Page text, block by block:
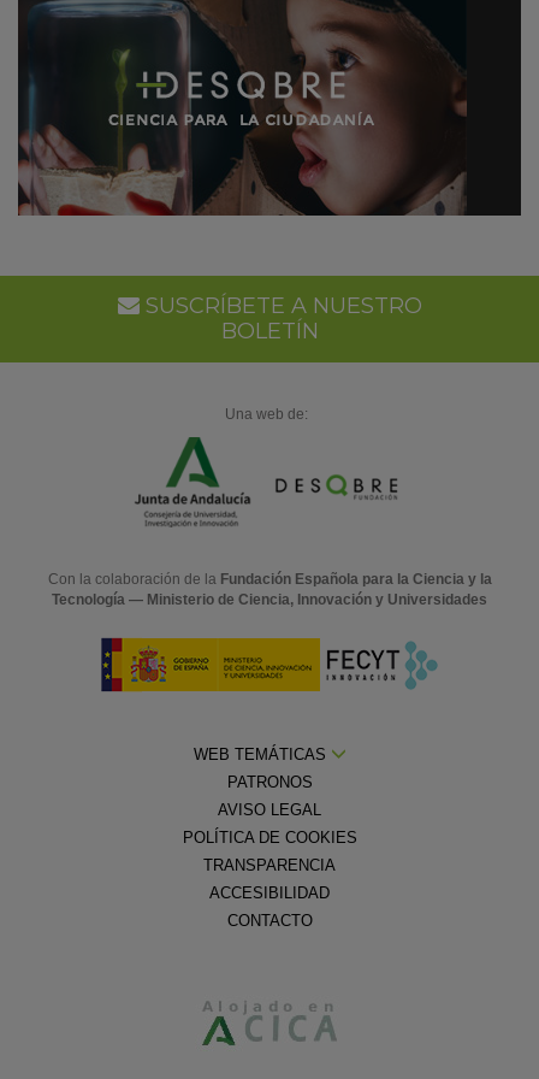
SUSCRÍBETE A NUESTRO
BOLETÍN
Una web de:
Con la colaboración de la Fundación Española para la Ciencia y la
Tecnología — Ministerio de Ciencia, Innovación y Universidades
WEB TEMÁTICAS
PATRONOS
AVISO LEGAL
POLÍTICA DE COOKIES
TRANSPARENCIA
ACCESIBILIDAD
CONTACTO